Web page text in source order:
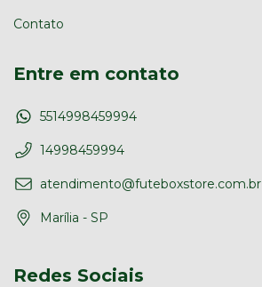
Contato
Entre em contato
5514998459994
14998459994
atendimento@futeboxstore.com.br
Marília - SP
Redes Sociais